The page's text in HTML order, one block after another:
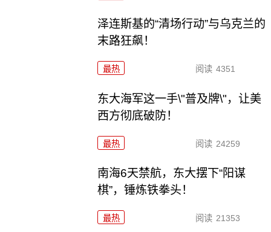
泽连斯基的“清场行动”与乌克兰的
末路狂飙！
最热 阅读 4351
东大海军这一手\"普及牌\"，让美
西方彻底破防！
最热 阅读 24259
南海6天禁航，东大摆下“阳谋
棋”，锤炼铁拳头！
最热 阅读 21353